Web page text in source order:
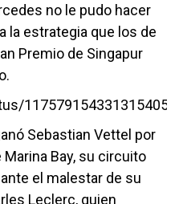
no le pudo hacer
la estrategia que los de
Premio de Singapur
1175791543313154050
Sebastian Vettel por
Bay, su circuito
el malestar de su
Leclerc, quien